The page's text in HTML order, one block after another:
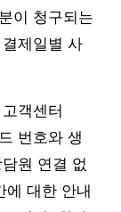
이 청구되는
제일별 사
객센터
번호와 생
원 연결 없
에 대한 안내